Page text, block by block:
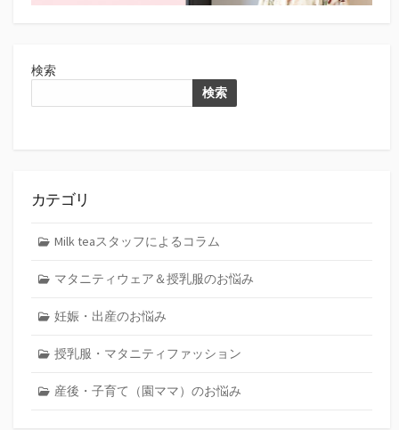
検索
検索
カテゴリ
Milk teaスタッフによるコラム
マタニティウェア＆授乳服のお悩み
妊娠・出産のお悩み
授乳服・マタニティファッション
産後・子育て（園ママ）のお悩み